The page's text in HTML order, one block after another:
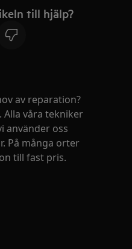
till hjälp?
av reparation?
Alla våra tekniker
använder oss
På många orter
till fast pris.